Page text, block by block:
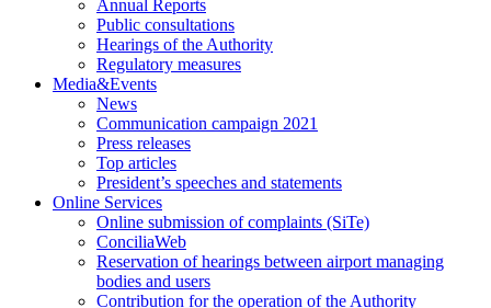
Annual Reports
Public consultations
Hearings of the Authority
Regulatory measures
Media&Events
News
Communication campaign 2021
Press releases
Top articles
President’s speeches and statements
Online Services
Online submission of complaints (SiTe)
ConciliaWeb
Reservation of hearings between airport managing
bodies and users
Contribution for the operation of the Authority